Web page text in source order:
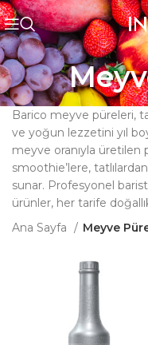
Barico meyve püreleri,
ve yoğun lezzetini yıl
meyve oranıyla
smoothie’lere,
sunar. Profesyonel
ürünler, her tarife
Ana Sayfa
Meyve